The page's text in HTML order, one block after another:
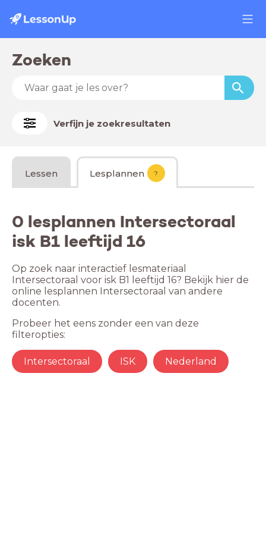
Zoeken
Verfijn je zoekresultaten
Lessen Lesplannen ?
0 lesplannen Intersectoraal
isk B1 leeftijd 16
Op zoek naar interactief lesmateriaal
Intersectoraal voor isk B1 leeftijd 16? Bekijk hier de
online lesplannen Intersectoraal van andere
docenten.
Probeer het eens zonder een van deze
filteropties:
Intersectoraal ISK Nederland